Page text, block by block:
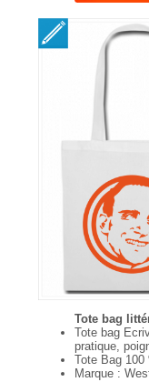
Tote bag
Tote bag
pratique,
Tote Bag 100
Marque :